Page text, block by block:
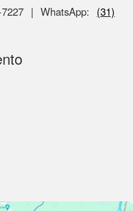
7227 | WhatsApp: (31)